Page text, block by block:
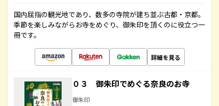
国内屈指の観光地であり、数多の寺院が建ち並ぶ古都・京都。
季節を楽しみながらお寺をめぐり、御朱印を頂くのに役立つ一
冊です。
詳細を見る
０３ 御朱印でめぐる奈良のお寺
御朱印